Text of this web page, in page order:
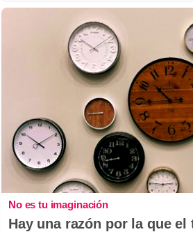
No es tu imaginación
Hay una razón por la que el